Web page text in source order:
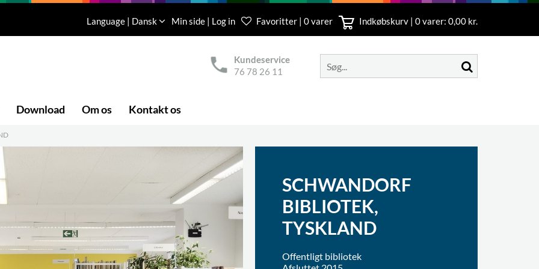
Language | Dansk Min side | Log in Favoritter | 0 varer Indkøbskurv | 0varer: 0,00 kr.
Kundeservice
76 78 26 11
Download Om os Kontakt os
SCHWANDORF
BIBLIOTEK,
TYSKLAND
Offentligt bibliotek